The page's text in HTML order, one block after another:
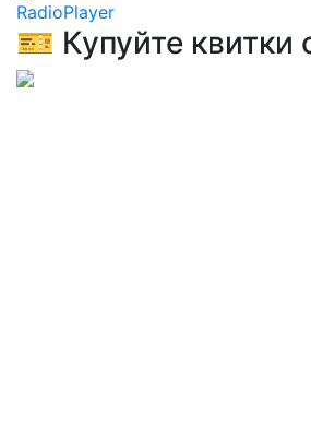
RadioPlayer
🎫 Купуйте квитки